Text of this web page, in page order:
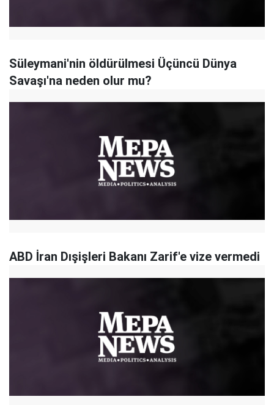
Süleymani'nin öldürülmesi Üçüncü Dünya
Savaşı'na neden olur mu?
ABD İran Dışişleri Bakanı Zarif'e vize vermedi